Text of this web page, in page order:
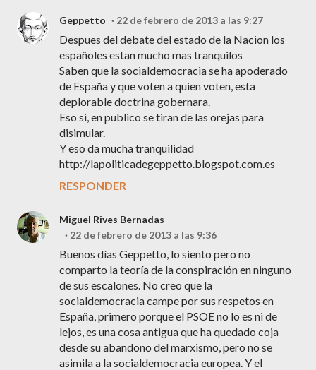
Geppetto 22 de febrero de 2013 a las 9:27
Despues del debate del estado de la Nacion los
españoles estan mucho mas tranquilos
Saben que la socialdemocracia se ha apoderado
de España y que voten a quien voten, esta
deplorable doctrina gobernara.
Eso si, en publico se tiran de las orejas para
disimular.
Y eso da mucha tranquilidad
http://lapoliticadegeppetto.blogspot.com.es
RESPONDER
Miguel Rives Bernadas
22 de febrero de 2013 a las 9:36
Buenos días Geppetto, lo siento pero no
comparto la teoría de la conspiración en ninguno
de sus escalones. No creo que la
socialdemocracia campe por sus respetos en
España, primero porque el PSOE no lo es ni de
lejos, es una cosa antigua que ha quedado coja
desde su abandono del marxismo, pero no se
asimila a la socialdemocracia europea. Y el